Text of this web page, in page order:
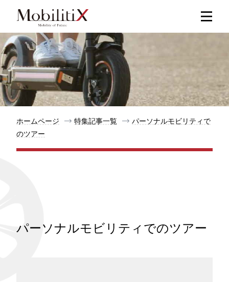
人気記事
特集記事
モビリティ
ホームページ 特集記事一覧
パーソナルモビリティで
のツアー
パーソナルモビリティでのツアー